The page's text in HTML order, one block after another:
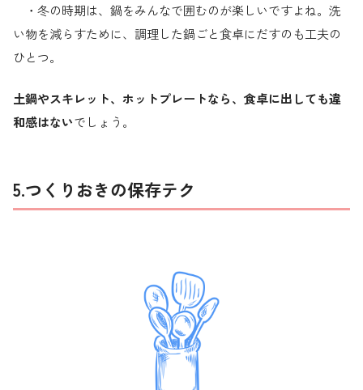
・冬の時期は、鍋をみんなで囲むのが楽しいですよね。洗
い物を減らすために、調理した鍋ごと食卓にだすのも工夫の
ひとつ。
土鍋やスキレット、ホットプレートなら、食卓に出しても違
和感はないでしょう。
5.つくりおきの保存テク